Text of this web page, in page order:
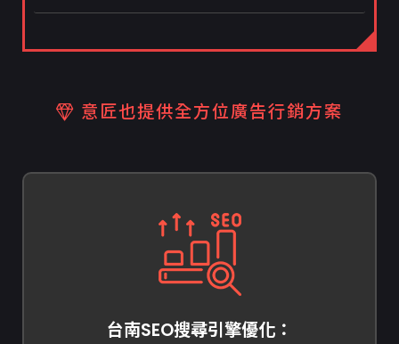
意匠也提供全方位廣告行銷方案
台南SEO搜尋引擎優化：